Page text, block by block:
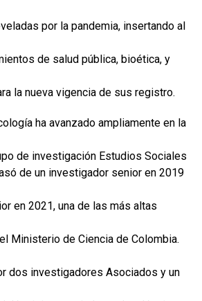
por la pandemia, insertando al
de salud pública, bioética, y
la nueva vigencia de sus registro.
ha avanzado ampliamente en la
de investigación Estudios Sociales
de un investigador senior en 2019
en 2021, una de las más altas
Ministerio de Ciencia de Colombia.
dos investigadores Asociados y un